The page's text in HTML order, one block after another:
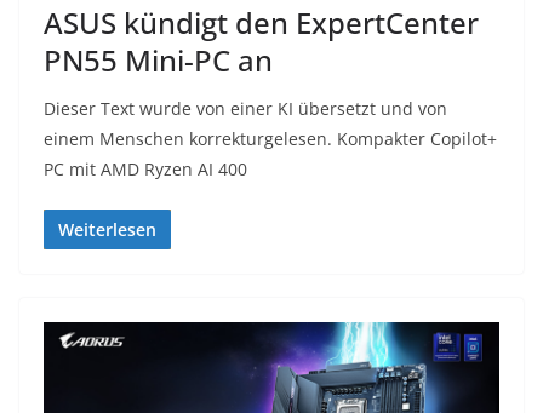
ASUS kündigt den ExpertCenter
PN55 Mini-PC an
Dieser Text wurde von einer KI übersetzt und von
einem Menschen korrekturgelesen. Kompakter Copilot+
PC mit AMD Ryzen AI 400
Weiterlesen